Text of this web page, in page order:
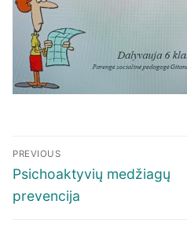
Navigacija
tarp
įrašų
PREVIOUS
Previous
post:
Psichoaktyvių medžiagų
prevencija